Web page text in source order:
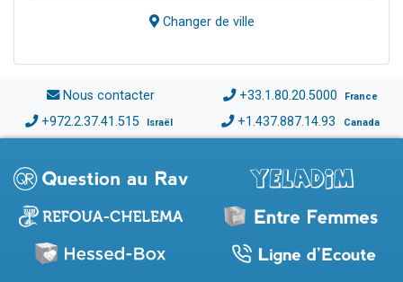
Changer de ville
Nous contacter +33.1.80.20.5000 France
+972.2.37.41.515 Israël +1.437.887.14.93 Canada